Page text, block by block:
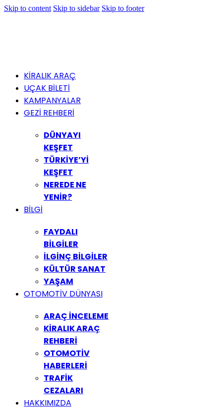
Skip to content Skip to sidebar Skip to footer
KİRALIK ARAÇ
UÇAK BİLETİ
KAMPANYALAR
GEZİ REHBERİ
DÜNYAYI
KEŞFET
TÜRKİYE’Yİ
KEŞFET
NEREDE NE
YENİR?
BİLGİ
FAYDALI
BİLGİLER
İLGİNÇ BİLGİLER
KÜLTÜR SANAT
YAŞAM
OTOMOTİV DÜNYASI
ARAÇ İNCELEME
KİRALIK ARAÇ
REHBERİ
OTOMOTİV
HABERLERİ
TRAFİK
CEZALARI
HAKKIMIZDA